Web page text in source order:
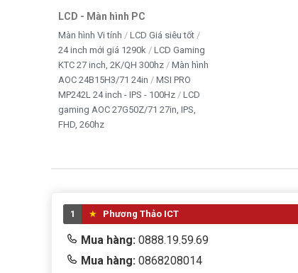
LCD - Màn hình PC
Màn hình Vi tính
LCD Giá siêu tốt
24 inch mới giá 1290k
LCD Gaming
KTC 27 inch, 2K/QH 300hz
Màn hình
AOC 24B15H3/71 24in
MSI PRO
MP242L 24 inch - IPS - 100Hz
LCD
gaming AOC 27G50Z/71 27in, IPS,
FHD, 260hz
1 Phương Thảo ICT
Mua hàng: 0888.19.59.69
Mua hàng: 0868208014